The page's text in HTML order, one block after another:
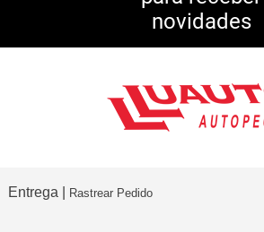
Consulte Regulamento
novidades
Entrega | Rastrear Pedido